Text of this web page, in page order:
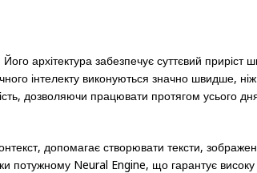
архітектура забезпечує суттєвий приріст
інтелекту виконуються значно швидше,
дозволяючи працювати протягом усього дня
допомагає створювати тексти,
потужному Neural Engine, що гарантує високу